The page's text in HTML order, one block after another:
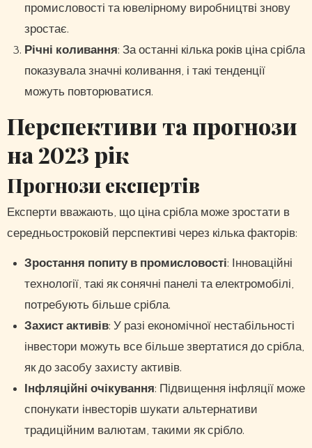
промисловості та ювелірному виробництві знову
зростає.
Річні коливання: За останні кілька років ціна срібла
показувала значні коливання, і такі тенденції
можуть повторюватися.
Перспективи та прогнози
на 2023 рік
Прогнози експертів
Експерти вважають, що ціна срібла може зростати в
середньостроковій перспективі через кілька факторів:
Зростання попиту в промисловості: Інноваційні
технології, такі як сонячні панелі та електромобілі,
потребують більше срібла.
Захист активів: У разі економічної нестабільності
інвестори можуть все більше звертатися до срібла,
як до засобу захисту активів.
Інфляційні очікування: Підвищення інфляції може
спонукати інвесторів шукати альтернативи
традиційним валютам, такими як срібло.